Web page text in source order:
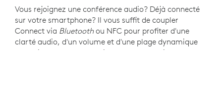
Vous rejoignez une conférence audio? Déjà connecté
sur votre smartphone? Il vous suffit de coupler
Connect via Bluetoothou NFC pour profiter d'une
clarté audio, d'un volume et d'une plage dynamique
exceptionnels. Connect dispose de deux microphones